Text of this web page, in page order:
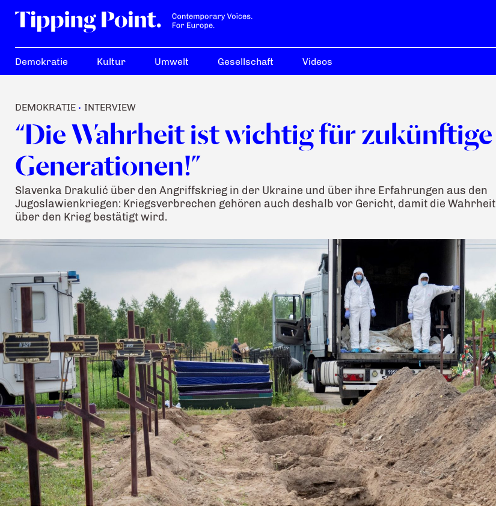
Demokratie Kultur Umwelt Gesellschaft Videos
DEMOKRATIE • INTERVIEW
“Die Wahrheit ist wichtig für zukünftige
Generationen!”
Slavenka Drakulić über den Angriffskrieg in der Ukraine und über ihre Erfahrungen aus den
Jugoslawienkriegen: Kriegsverbrechen gehören auch deshalb vor Gericht, damit die Wahrheit
über den Krieg bestätigt wird.